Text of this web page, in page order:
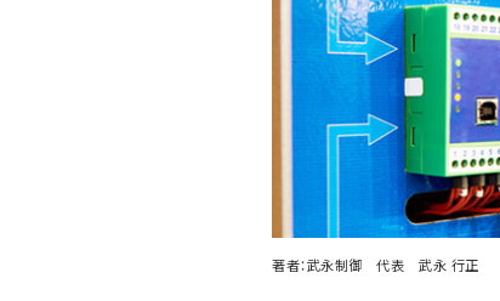
著者：武永制御 代表 武永 行正